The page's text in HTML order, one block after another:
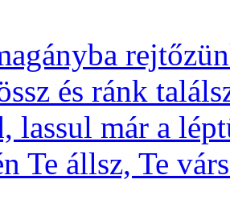
és ránk
lassul már a
Te állsz, Te